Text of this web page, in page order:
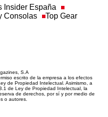
Insider España
Consolas Top Gear
S.A
escrito de la empresa a los efectos
de Propiedad Intelectual. Asimismo, a
de Ley de Propiedad Intelectual, la
de derechos, por sí y por medio de
o autores.